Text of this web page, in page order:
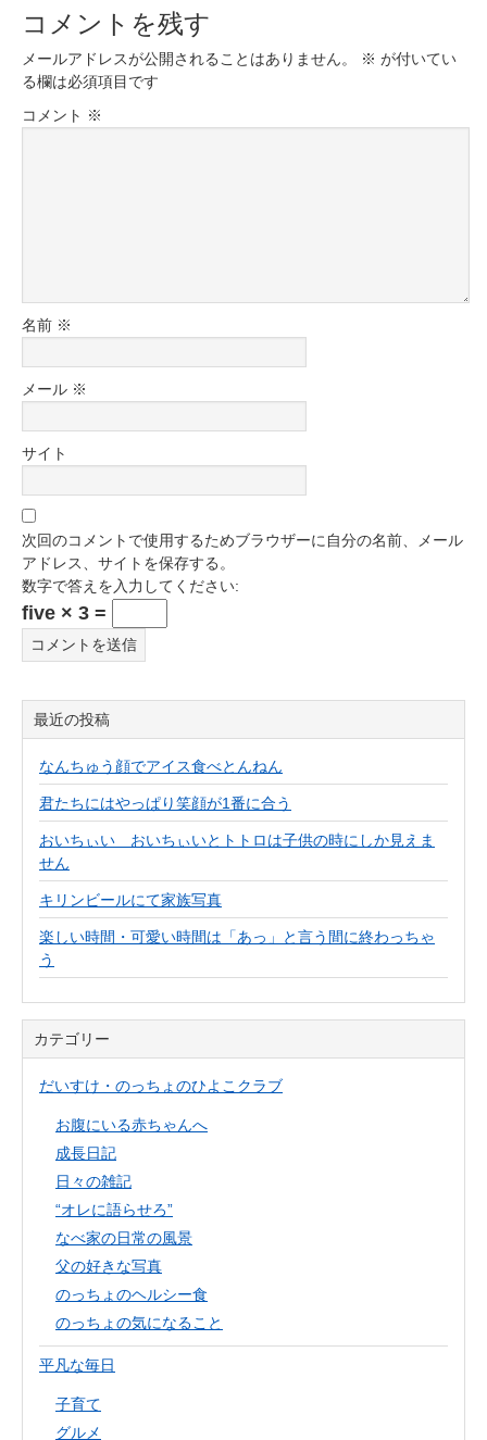
コメントを残す
メールアドレスが公開されることはありません。 ※ が付いてい
る欄は必須項目です
コメント ※
名前 ※
メール ※
サイト
次回のコメントで使用するためブラウザーに自分の名前、メール
アドレス、サイトを保存する。
数字で答えを入力してください:
five × 3 =
最近の投稿
なんちゅう顔でアイス食べとんねん
君たちにはやっぱり笑顔が1番に合う
おいちぃい おいちぃいとトトロは子供の時にしか見えま
せん
キリンビールにて家族写真
楽しい時間・可愛い時間は「あっ」と言う間に終わっちゃ
う
カテゴリー
だいすけ・のっちょのひよこクラブ
お腹にいる赤ちゃんへ
成長日記
日々の雑記
“オレに語らせろ”
なべ家の日常の風景
父の好きな写真
のっちょのヘルシー食
のっちょの気になること
平凡な毎日
子育て
グルメ